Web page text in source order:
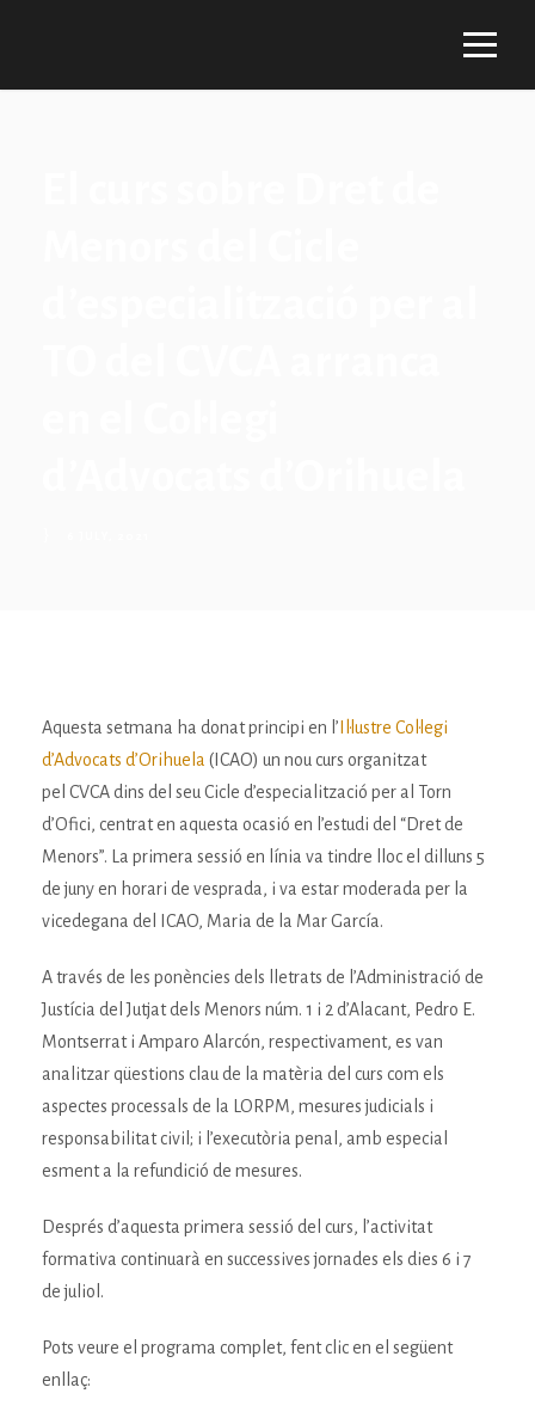
Aquesta setmana ha donat principi en l’ Il·lustre Col·legi
d’Advocats d’Orihuela (ICAO) un nou curs organitzat
pel CVCA dins del seu Cicle d’especialització per al Torn
d’Ofici, centrat en aquesta ocasió en l’estudi del “Dret de
Menors”. La primera sessió en línia va tindre lloc el dilluns 5
de juny en horari de vesprada, i va estar moderada per la
vicedegana del ICAO, Maria de la Mar García.
A través de les ponències dels lletrats de l’Administració de
Justícia del Jutjat dels Menors núm. 1 i 2 d’Alacant, Pedro E.
Montserrat i Amparo Alarcón, respectivament, es van
analitzar qüestions clau de la matèria del curs com els
aspectes processals de la LORPM, mesures judicials i
responsabilitat civil; i l’executòria penal, amb especial
esment a la refundició de mesures.
Després d’aquesta primera sessió del curs, l’activitat
formativa continuarà en successives jornades els dies 6 i 7
de juliol.
Pots veure el programa complet, fent clic en el següent
enllaç: